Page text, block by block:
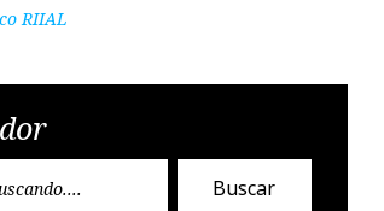
RIIAL
Buscar